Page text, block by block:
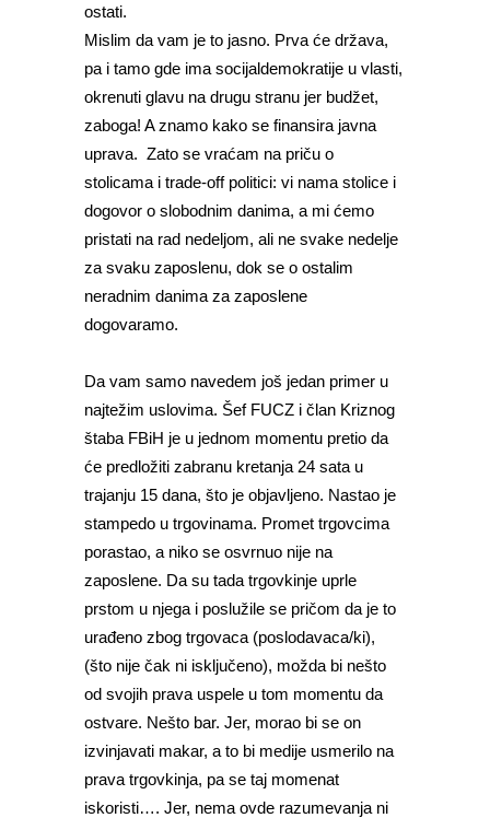
ostati.
Mislim da vam je to jasno. Prva će država,
pa i tamo gde ima socijaldemokratije u vlasti,
okrenuti glavu na drugu stranu jer budžet,
zaboga! A znamo kako se finansira javna
uprava. Zato se vraćam na priču o
stolicama i trade-off politici: vi nama stolice i
dogovor o slobodnim danima, a mi ćemo
pristati na rad nedeljom, ali ne svake nedelje
za svaku zaposlenu, dok se o ostalim
neradnim danima za zaposlene
dogovaramo.
Da vam samo navedem još jedan primer u
najtežim uslovima. Šef FUCZ i član Kriznog
štaba FBiH je u jednom momentu pretio da
će predložiti zabranu kretanja 24 sata u
trajanju 15 dana, što je objavljeno. Nastao je
stampedo u trgovinama. Promet trgovcima
porastao, a niko se osvrnuo nije na
zaposlene. Da su tada trgovkinje uprle
prstom u njega i poslužile se pričom da je to
urađeno zbog trgovaca (poslodavaca/ki),
(što nije čak ni isključeno), možda bi nešto
od svojih prava uspele u tom momentu da
ostvare. Nešto bar. Jer, morao bi se on
izvinjavati makar, a to bi medije usmerilo na
prava trgovkinja, pa se taj momenat
iskoristi…. Jer, nema ovde razumevanja ni